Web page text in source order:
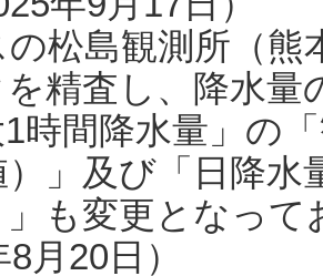
松島観測所（熊
精査し、降水
1時間降水量」の
）」及び「日降
も変更となっ
8月20日）